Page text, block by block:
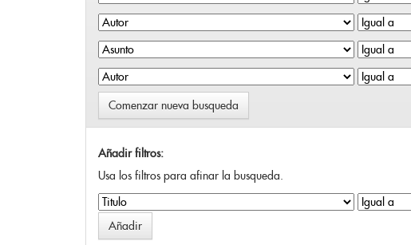
Comenzar nueva busqueda
Añadir filtros:
Usa los filtros para afinar la busqueda.